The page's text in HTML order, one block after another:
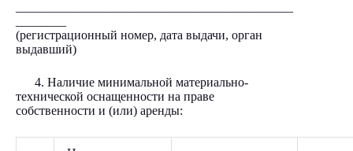
(регистрационный номер, дата выдачи, орган
выдавший)
4. Наличие минимальной материально-
технической оснащенности на праве
собственности и (или) аренды: